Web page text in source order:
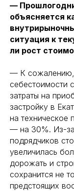
—
объясняется
ситуация к
ли рост
— К сожалению,
себестоимости
затраты на
застройку в
на техническое
— на 30%. Из-за
подрядчиков
увеличилась
дорожать и
сохранится не
предстоящих